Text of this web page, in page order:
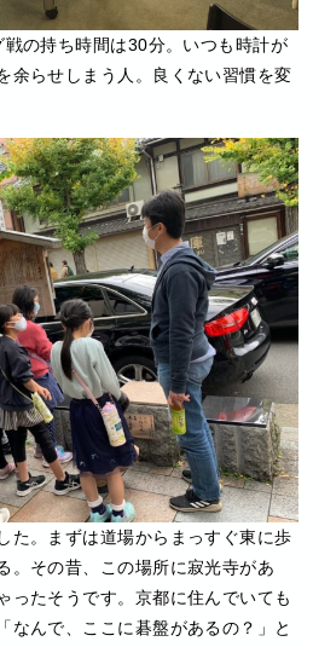
の持ち時間は30分。いつも時計が
余らせしまう人。良くない習慣を変
た。まずは道場からまっすぐ東に歩
。その昔、この場所に寂光寺があ
ったそうです。京都に住んでいても
なんで、ここに碁盤があるの？」と